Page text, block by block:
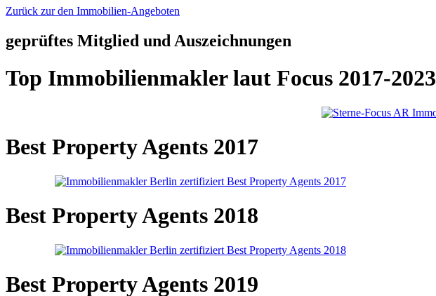
Zurück zur den Immobilien-Angeboten
geprüftes Mitglied und Auszeichnungen
Top Immobilienmakler laut Focus 2017-2023
Best Property Agents 2017
Best Property Agents 2018
Best Property Agents 2019